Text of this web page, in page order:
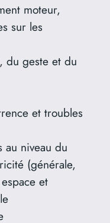
moteur,
sur les
du geste et du
et troubles
au niveau du
(générale,
et